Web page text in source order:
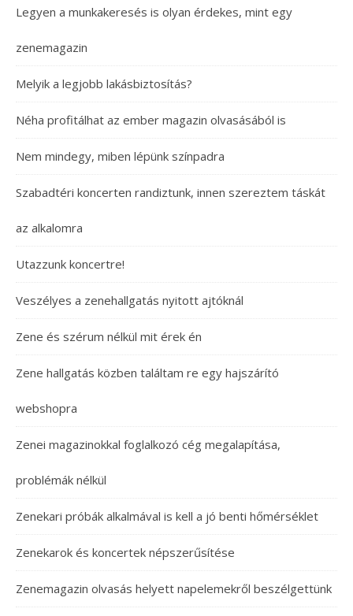
Legyen a munkakeresés is olyan érdekes, mint egy
zenemagazin
Melyik a legjobb lakásbiztosítás?
Néha profitálhat az ember magazin olvasásából is
Nem mindegy, miben lépünk színpadra
Szabadtéri koncerten randiztunk, innen szereztem táskát
az alkalomra
Utazzunk koncertre!
Veszélyes a zenehallgatás nyitott ajtóknál
Zene és szérum nélkül mit érek én
Zene hallgatás közben találtam re egy hajszárító
webshopra
Zenei magazinokkal foglalkozó cég megalapítása,
problémák nélkül
Zenekari próbák alkalmával is kell a jó benti hőmérséklet
Zenekarok és koncertek népszerűsítése
Zenemagazin olvasás helyett napelemekről beszélgettünk